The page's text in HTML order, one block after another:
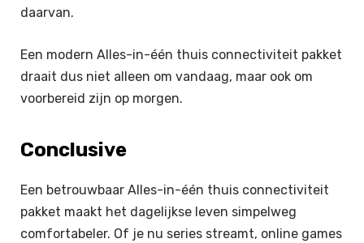
daarvan.
Een modern Alles-in-één thuis connectiviteit pakket
draait dus niet alleen om vandaag, maar ook om
voorbereid zijn op morgen.
Conclusive
Een betrouwbaar Alles-in-één thuis connectiviteit
pakket maakt het dagelijkse leven simpelweg
comfortabeler. Of je nu series streamt, online games